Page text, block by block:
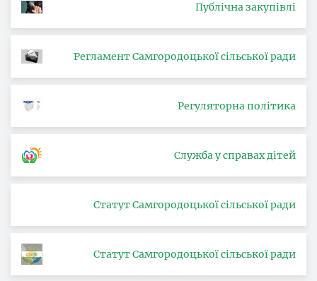
Публічна закупівлі
Регламент Самгородоцької сільської ради
Регуляторна політика
Служба у справах дітей
Статут Самгородоцької сільської ради
Статут Самгородоцької сільської ради